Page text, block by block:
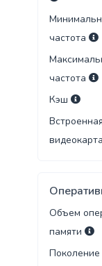
частота
частота
Кэш
Встроенная
видеокарта
Объем
памяти